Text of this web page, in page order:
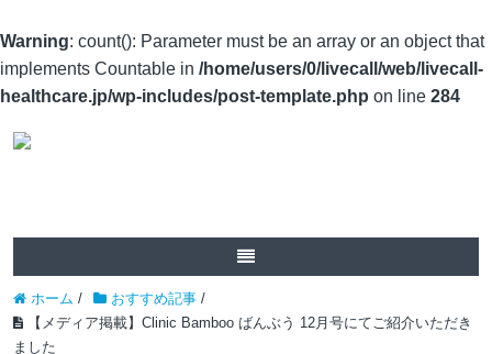
Warning: count(): Parameter must be an array or an object that
implements Countable in /home/users/0/livecall/web/livecall-
healthcare.jp/wp-includes/post-template.php on line 284
ホーム / おすすめ記事 /
【メディア掲載】Clinic Bamboo ばんぶう 12月号にてご紹介いただき
ました